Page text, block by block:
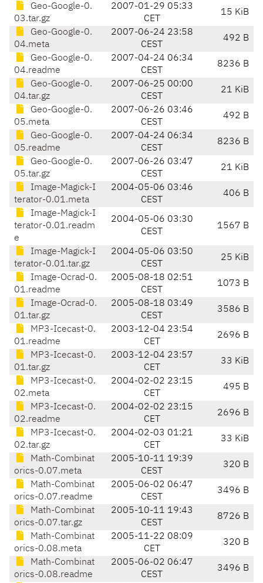
Geo-Google-0.
03.tar.gz
2007-01-29 05:33
CET
15 KiB
Geo-Google-0.
04.meta
2007-06-24 23:58
CEST
492 B
Geo-Google-0.
04.readme
2007-04-24 06:34
CEST
8236 B
Geo-Google-0.
04.tar.gz
2007-06-25 00:00
CEST
21 KiB
Geo-Google-0.
05.meta
2007-06-26 03:46
CEST
492 B
Geo-Google-0.
05.readme
2007-04-24 06:34
CEST
8236 B
Geo-Google-0.
05.tar.gz
2007-06-26 03:47
CEST
21 KiB
Image-Magick-I
terator-0.01.meta
2004-05-06 03:46
CEST
406 B
Image-Magick-I
terator-0.01.readm
e
2004-05-06 03:30
CEST
1567 B
Image-Magick-I
terator-0.01.tar.gz
2004-05-06 03:50
CEST
25 KiB
Image-Ocrad-0.
01.readme
2005-08-18 02:51
CEST
1073 B
Image-Ocrad-0.
01.tar.gz
2005-08-18 03:49
CEST
3586 B
MP3-Icecast-0.
01.readme
2003-12-04 23:54
CET
2696 B
MP3-Icecast-0.
01.tar.gz
2003-12-04 23:57
CET
33 KiB
MP3-Icecast-0.
02.meta
2004-02-02 23:15
CET
495 B
MP3-Icecast-0.
02.readme
2004-02-02 23:15
CET
2696 B
MP3-Icecast-0.
02.tar.gz
2004-02-03 01:21
CET
33 KiB
Math-Combinat
orics-0.07.meta
2005-10-11 19:39
CEST
320 B
Math-Combinat
orics-0.07.readme
2005-06-02 06:47
CEST
3496 B
Math-Combinat
orics-0.07.tar.gz
2005-10-11 19:43
CEST
8726 B
Math-Combinat
orics-0.08.meta
2005-11-22 08:09
CET
320 B
Math-Combinat
orics-0.08.readme
2005-06-02 06:47
CEST
3496 B